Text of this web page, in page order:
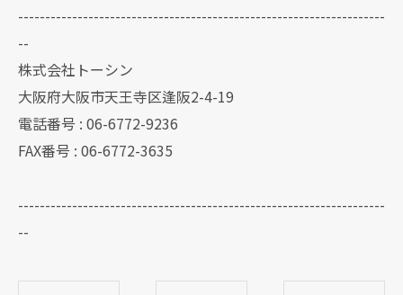
--------------------------------------------------------------------
--
株式会社トーシン
大阪府大阪市天王寺区逢阪2-4-19
電話番号 : 06-6772-9236
FAX番号 : 06-6772-3635
--------------------------------------------------------------------
--